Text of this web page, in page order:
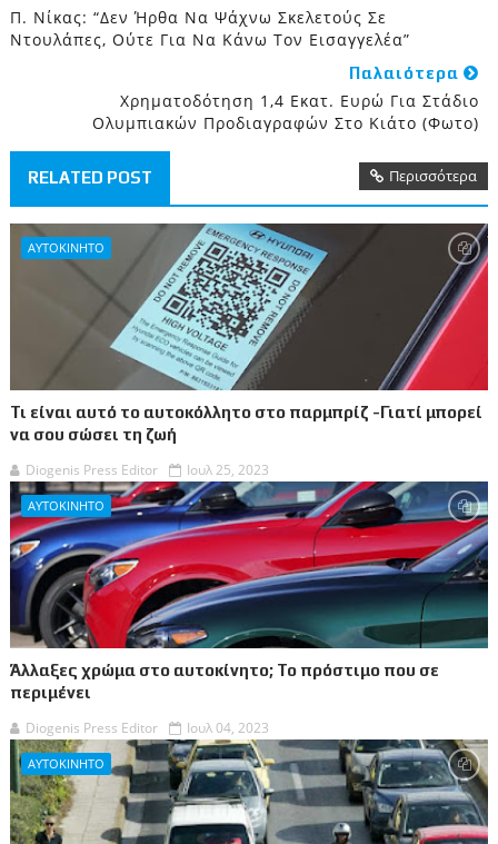
Π. Νίκας: “Δεν Ήρθα Να Ψάχνω Σκελετούς Σε
Ντουλάπες, Ούτε Για Να Κάνω Τον Εισαγγελέα”
Παλαιότερα
Xρηματοδότηση 1,4 Εκατ. Ευρώ Για Στάδιο
Ολυμπιακών Προδιαγραφών Στο Κιάτο (φωτο)
RELATED POST Περισσότερα
ΑΥΤΟΚΙΝΗΤΟ
Τι είναι αυτό το αυτοκόλλητο στο παρμπρίζ -Γιατί μπορεί
να σου σώσει τη ζωή
Diogenis Press Editor
Ιουλ 25, 2023
ΑΥΤΟΚΙΝΗΤΟ
Άλλαξες χρώμα στο αυτοκίνητο; Το πρόστιμο που σε
περιμένει
Diogenis Press Editor
Ιουλ 04, 2023
ΑΥΤΟΚΙΝΗΤΟ